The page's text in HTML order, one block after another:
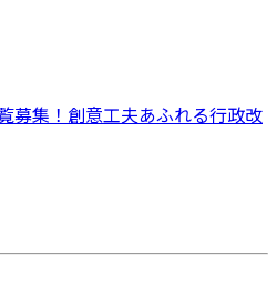
募集！創意工夫あふれる行政改